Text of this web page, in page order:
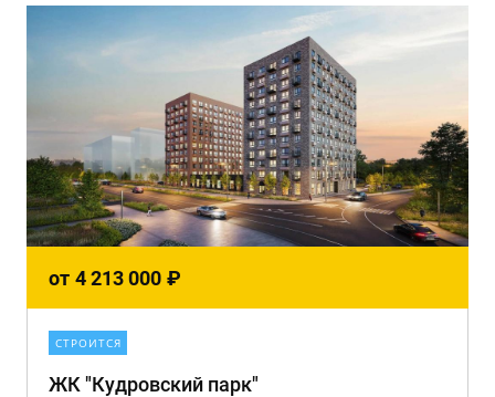
от 4 213 000 ₽
СТРОИТСЯ
ЖК "Кудровский парк"